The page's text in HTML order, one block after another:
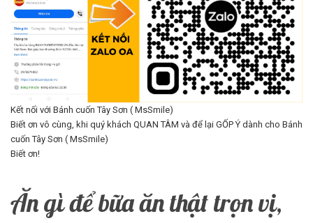
Kết nối với Bánh cuốn Tây Sơn ( MsSmile)
Biết ơn vô cùng, khi quý khách QUAN TÂM và để lại GỐP Ý dành cho Bánh
cuốn Tây Sơn ( MsSmile)
Biết ơn!
Ăn gì để bữa ăn thật trọn vị,